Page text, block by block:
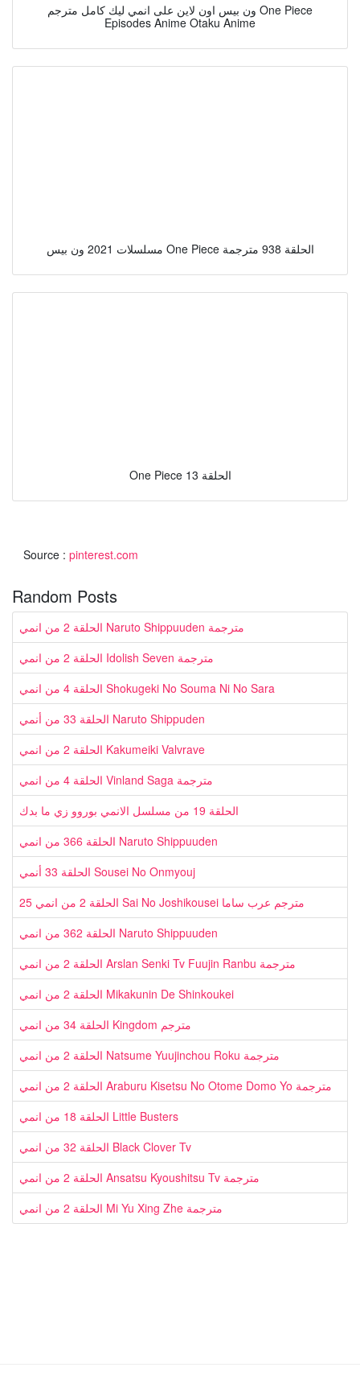
ون بيس اون لاين على انمي ليك كامل مترجم One Piece
Episodes Anime Otaku Anime
مسلسلات 2021 ون بيس One Piece الحلقة 938 مترجمة
One Piece الحلقة 13
Source : pinterest.com
Random Posts
الحلقة 2 من انمي Naruto Shippuuden مترجمة
الحلقة 2 من انمي Idolish Seven مترجمة
الحلقة 4 من انمي Shokugeki No Souma Ni No Sara
الحلقة 33 من أنمي Naruto Shippuden
الحلقة 2 من انمي Kakumeiki Valvrave
الحلقة 4 من انمي Vinland Saga مترجمة
الحلقة 19 من مسلسل الانمي بوروو زي ما بدك
الحلقة 366 من انمي Naruto Shippuuden
الحلقة 33 أنمي Sousei No Onmyouj
الحلقة 2 من انمي 25 Sai No Joshikousei مترجم عرب ساما
الحلقة 362 من انمي Naruto Shippuuden
الحلقة 2 من انمي Arslan Senki Tv Fuujin Ranbu مترجمة
الحلقة 2 من انمي Mikakunin De Shinkoukei
الحلقة 34 من انمي Kingdom مترجم
الحلقة 2 من انمي Natsume Yuujinchou Roku مترجمة
الحلقة 2 من انمي Araburu Kisetsu No Otome Domo Yo مترجمة
الحلقة 18 من انمي Little Busters
الحلقة 32 من انمي Black Clover Tv
الحلقة 2 من انمي Ansatsu Kyoushitsu Tv مترجمة
الحلقة 2 من انمي Mi Yu Xing Zhe مترجمة